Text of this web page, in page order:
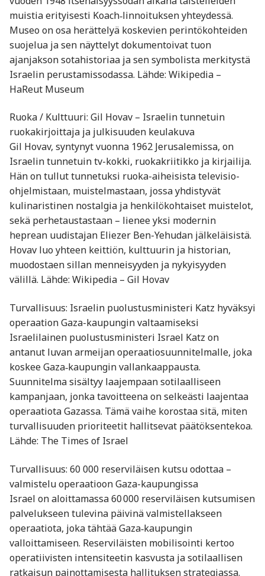
muistia erityisesti Koach‑linnoituksen yhteydessä.
Museo on osa herättelyä koskevien perintökohteiden
suojelua ja sen näyttelyt dokumentoivat tuon
ajanjakson sotahistoriaa ja sen symbolista merkitystä
Israelin perustamissodassa. Lähde: Wikipedia –
HaReut Museum
Ruoka / Kulttuuri: Gil Hovav – Israelin tunnetuin
ruokakirjoittaja ja julkisuuden keulakuva
Gil Hovav, syntynyt vuonna 1962 Jerusalemissa, on
Israelin tunnetuin tv-kokki, ruokakriitikko ja kirjailija.
Hän on tullut tunnetuksi ruoka-aiheisista televisio-
ohjelmistaan, muistelmastaan, jossa yhdistyvät
kulinaristinen nostalgia ja henkilökohtaiset muistelot,
sekä perhetaustastaan – lienee yksi modernin
heprean uudistajan Eliezer Ben-Yehudan jälkeläisistä.
Hovav luo yhteen keittiön, kulttuurin ja historian,
muodostaen sillan menneisyyden ja nykyisyyden
välillä. Lähde: Wikipedia – Gil Hovav
Turvallisuus: Israelin puolustusministeri Katz hyväksyi
operaation Gaza-kaupungin valtaamiseksi
Israelilainen puolustusministeri Israel Katz on
antanut luvan armeijan operaatiosuunnitelmalle, joka
koskee Gaza‑kaupungin vallankaappausta.
Suunnitelma sisältyy laajempaan sotilaalliseen
kampanjaan, jonka tavoitteena on selkeästi laajentaa
operaatiota Gazassa. Tämä vaihe korostaa sitä, miten
turvallisuuden prioriteetit hallitsevat päätöksentekoa.
Lähde: The Times of Israel
Turvallisuus: 60 000 reserviläisen kutsu odottaa –
valmistelu operaatioon Gaza-kaupungissa
Israel on aloittamassa 60 000 reserviläisen kutsumisen
palvelukseen tulevina päivinä valmistellakseen
operaatiota, joka tähtää Gaza‑kaupungin
valloittamiseen. Reserviläisten mobilisointi kertoo
operatiivisten intensiteetin kasvusta ja sotilaallisen
ratkaisun painottamisesta hallituksen strategiassa.